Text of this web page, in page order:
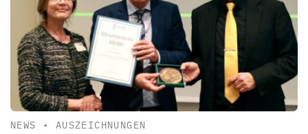
NEWS • AUSZEICHNUNGEN